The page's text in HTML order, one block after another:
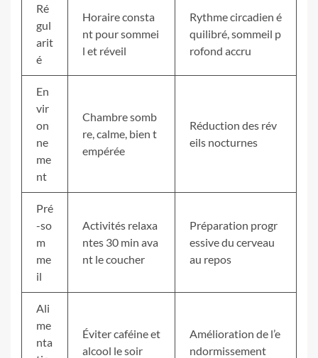
Ré
gul
arit
é
Horaire consta
nt pour sommei
l et réveil
Rythme circadien é
quilibré, sommeil p
rofond accru
En
vir
on
ne
me
nt
Chambre somb
re, calme, bien t
empérée
Réduction des rév
eils nocturnes
Pré
-so
m
me
il
Activités relaxa
ntes 30 min ava
nt le coucher
Préparation progr
essive du cerveau
au repos
Ali
me
nta
Éviter caféine et
alcool le soir
Amélioration de l’e
ndormissement